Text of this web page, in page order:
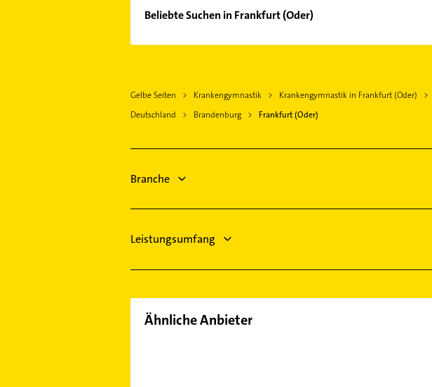
Müllrose
Eisenhüttenstadt
Beliebte Suchen in Frankfurt (Oder)
Elektroinstallation
Elektriker
Gartenbau & Landschaftsbau
Gelbe Seiten Krankengymnastik Krankengymnastik in Frankfurt (Oder)
Deutschland
Brandenburg Frankfurt (Oder)
Branche
Leistungsumfang
Ähnliche Anbieter